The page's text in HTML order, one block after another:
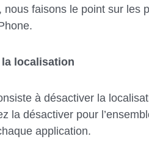
nous faisons le point sur les
localisation
à désactiver la
la désactiver pour
application.